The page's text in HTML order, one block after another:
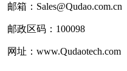
邮箱：Sales@Qudao.com.cn
邮政区码：100098
网址：www.Qudaotech.com